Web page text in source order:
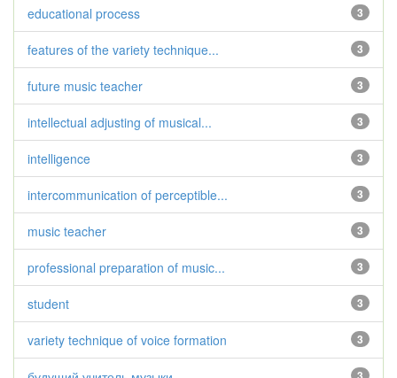
3
educational process
3
features of the variety technique...
3
future music teacher
3
intellectual adjusting of musical...
3
intelligence
3
intercommunication of perceptible...
3
music teacher
3
professional preparation of music...
3
student
3
variety technique of voice formation